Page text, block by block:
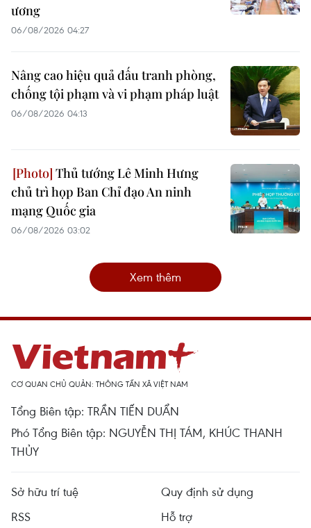
ương
06/08/2026 04:27
Nâng cao hiệu quả đấu tranh phòng,
chống tội phạm và vi phạm pháp luật
06/08/2026 04:13
Thủ tướng Lê Minh Hưng
chủ trì họp Ban Chỉ đạo An ninh
mạng Quốc gia
06/08/2026 03:02
Xem thêm
CƠ QUAN CHỦ QUẢN: THÔNG TẤN XÃ VIỆT NAM
Tổng Biên tập: TRẦN TIẾN DUẨN
Phó Tổng Biên tập: NGUYỄN THỊ TÁM, KHÚC THANH
THỦY
Sở hữu trí tuệ
Quy định sử dụng
RSS
Hỗ trợ